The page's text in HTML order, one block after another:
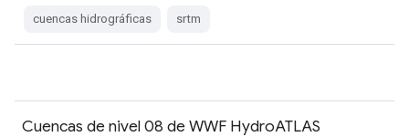
cuencas hidrográficas srtm
Cuencas de nivel 08 de WWF HydroATLAS